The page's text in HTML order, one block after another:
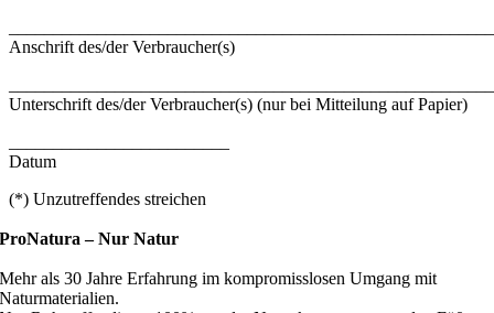
Anschrift des/der Verbraucher(s)
Unterschrift des/der Verbraucher(s) (nur bei Mitteilung auf Papier)
Datum
(*) Unzutreffendes streichen
ProNatura –Nur Natur
Mehr als 30 Jahre Erfahrung im kompromisslosen Umgang mit
Naturmaterialien.